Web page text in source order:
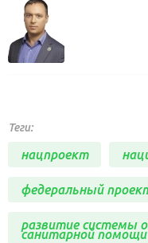
Теги:
нацпроект
федеральный
развитие системы
санитарной помощи